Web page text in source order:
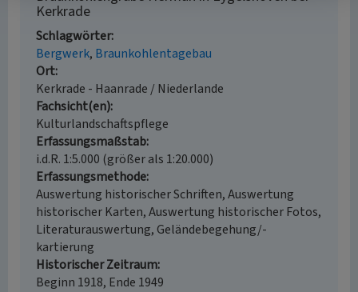
Kerkrade
Schlagwörter
Bergwerk Braunkohlentagebau
Ort
Kerkrade - Haanrade / Niederlande
Fachsicht(en)
Kulturlandschaftspflege
Erfassungsmaßstab
i.d.R. 1:5.000 (größer als 1:20.000)
Erfassungsmethode
Auswertung historischer Schriften, Auswertung
historischer Karten, Auswertung historischer Fotos,
Literaturauswertung, Geländebegehung/-
kartierung
Historischer Zeitraum
Beginn 1918, Ende 1949